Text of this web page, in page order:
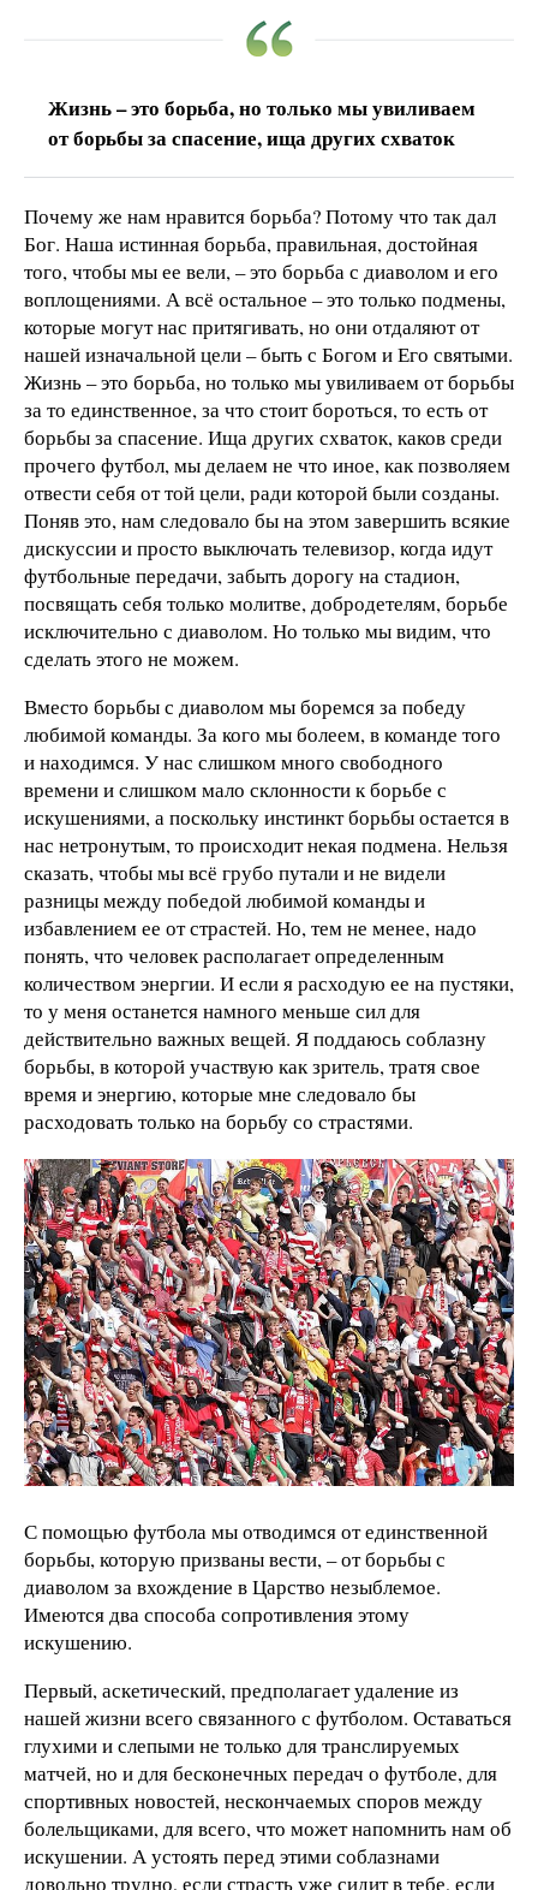
Жизнь – это борьба, но только мы увиливаем
от борьбы за спасение, ища других схваток
Почему же нам нравится борьба? Потому что так дал
Бог. Наша истинная борьба, правильная, достойная
того, чтобы мы ее вели, – это борьба с диаволом и его
воплощениями. А всё остальное – это только подмены,
которые могут нас притягивать, но они отдаляют от
нашей изначальной цели – быть с Богом и Его святыми.
Жизнь – это борьба, но только мы увиливаем от борьбы
за то единственное, за что стоит бороться, то есть от
борьбы за спасение. Ища других схваток, каков среди
прочего футбол, мы делаем не что иное, как позволяем
отвести себя от той цели, ради которой были созданы.
Поняв это, нам следовало бы на этом завершить всякие
дискуссии и просто выключать телевизор, когда идут
футбольные передачи, забыть дорогу на стадион,
посвящать себя только молитве, добродетелям, борьбе
исключительно с диаволом. Но только мы видим, что
сделать этого не можем.
Вместо борьбы с диаволом мы боремся за победу
любимой команды. За кого мы болеем, в команде того
и находимся. У нас слишком много свободного
времени и слишком мало склонности к борьбе с
искушениями, а поскольку инстинкт борьбы остается в
нас нетронутым, то происходит некая подмена. Нельзя
сказать, чтобы мы всё грубо путали и не видели
разницы между победой любимой команды и
избавлением ее от страстей. Но, тем не менее, надо
понять, что человек располагает определенным
количеством энергии. И если я расходую ее на пустяки,
то у меня останется намного меньше сил для
действительно важных вещей. Я поддаюсь соблазну
борьбы, в которой участвую как зритель, тратя свое
время и энергию, которые мне следовало бы
расходовать только на борьбу со страстями.
С помощью футбола мы отводимся от единственной
борьбы, которую призваны вести, – от борьбы с
диаволом за вхождение в Царство незыблемое.
Имеются два способа сопротивления этому
искушению.
Первый, аскетический, предполагает удаление из
нашей жизни всего связанного с футболом. Оставаться
глухими и слепыми не только для транслируемых
матчей, но и для бесконечных передач о футболе, для
спортивных новостей, нескончаемых споров между
болельщиками, для всего, что может напомнить нам об
искушении. А устоять перед этими соблазнами
довольно трудно, если страсть уже сидит в тебе, если